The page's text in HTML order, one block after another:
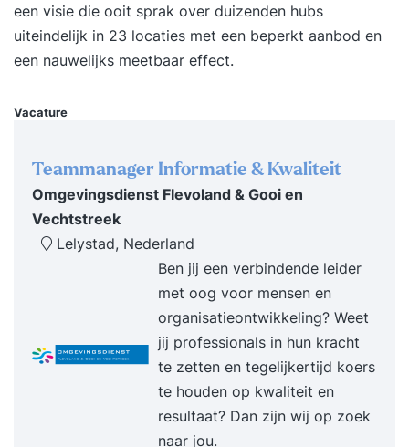
ongeacht je ervaring of achtergrond. Het
gebruiksvriendelijke platform en ondersteunende
community zijn er om je te begeleiden op jouw
leeritems en verschillende cursusonderwerpen.
lifestyle. Zo vind je altijd iets wat bij jou past!
Ontdek de cursus ‘Uitsmijter: achter de schermen
van het Amsterdamse nachtleven' van Studdy!
Studdy is het grootste online leerplatform van
Nederland. Als je deze cursus aanschaft ontvang
je levenslang toegang tot de leerstof via het
Studdy leerplatform én je ontvangt een
certificaat na afronding! Kun je niet kiezen welke
cursus je wil volgen of wil je meerdere cursussen
volgen? Zoek dan op de term "Studdy” of “all you
can learn" in de catalogus via de zoekbalk. Met
‘all you can learn’ krijg je 1 jaar lang toegang tot
een visie die ooit sprak over duizenden hubs
uiteindelijk in 23 locaties met een beperkt aanbod en
een nauwelijks meetbaar effect.
Vacature
Teammanager Informatie & Kwaliteit
Omgevingsdienst Flevoland & Gooi en
Vechtstreek
Lelystad, Nederland
Ben jij een verbindende leider
met oog voor mensen en
organisatieontwikkeling? Weet
jij professionals in hun kracht
te zetten en tegelijkertijd koers
te houden op kwaliteit en
resultaat? Dan zijn wij op zoek
naar jou.